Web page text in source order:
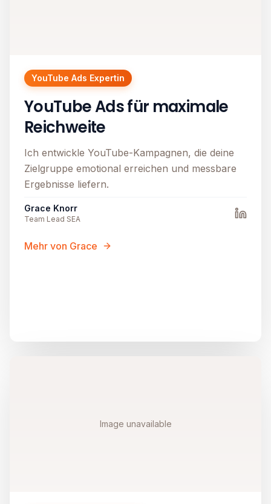
YouTube Ads Expertin
YouTube Ads für maximale
Reichweite
Ich entwickle YouTube-Kampagnen, die deine
Zielgruppe emotional erreichen und messbare
Ergebnisse liefern.
Grace Knorr
Team Lead SEA
Mehr von Grace
Image unavailable